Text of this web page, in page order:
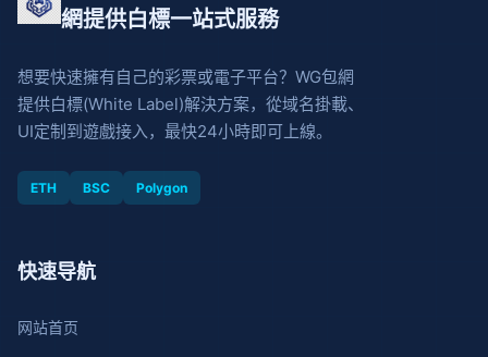
網提供白標一站式服務
想要快速擁有自己的彩票或電子平台？WG包網
提供白標(White Label)解決方案，從域名掛載、
UI定制到遊戲接入，最快24小時即可上線。
ETH BSC Polygon
快速导航
网站首页